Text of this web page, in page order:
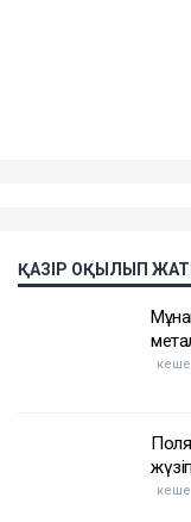
ҚАЗІР ОҚЫЛЫП